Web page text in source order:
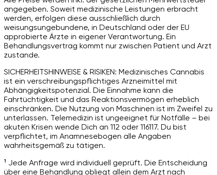
angegeben. Soweit medizinische Leistungen erbracht
werden, erfolgen diese ausschließlich durch
weisungsungebundene, in Deutschland oder der EU
approbierte Ärzte in eigener Verantwortung. Ein
Behandlungsvertrag kommt nur zwischen Patient und Arzt
zustande.
SICHERHEITSHINWEISE & RISIKEN: Medizinisches Cannabis
ist ein verschreibungspflichtiges Arzneimittel mit
Abhängigkeitspotenzial. Die Einnahme kann die
Fahrtüchtigkeit und das Reaktionsvermögen erheblich
einschränken. Die Nutzung von Maschinen ist im Zweifel zu
unterlassen. Telemedizin ist ungeeignet für Notfälle – bei
akuten Krisen wende Dich an 112 oder 116117. Du bist
verpflichtet, im Anamnesebogen alle Angaben
wahrheitsgemäß zu tätigen.
¹ Jede Anfrage wird individuell geprüft. Die Entscheidung
über eine Behandlung obliegt allein dem Arzt nach